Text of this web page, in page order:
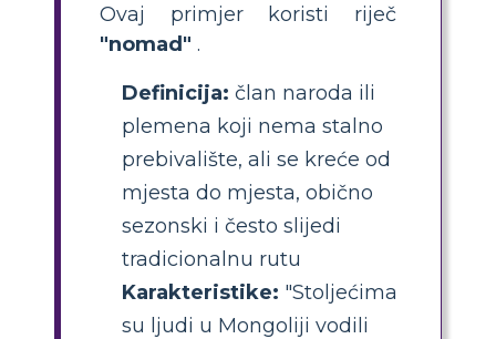
Ovaj primjer koristi riječ
"nomad" .
Definicija: član naroda ili
plemena koji nema stalno
prebivalište, ali se kreće od
mjesta do mjesta, obično
sezonski i često slijedi
tradicionalnu rutu
Karakteristike: "Stoljećima
su ljudi u Mongoliji vodili